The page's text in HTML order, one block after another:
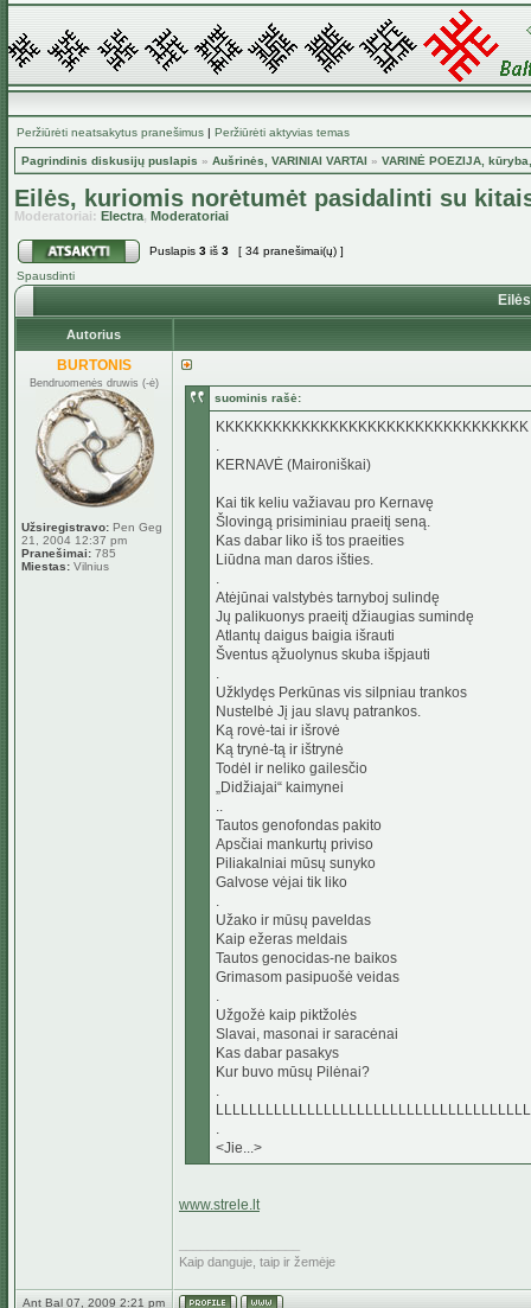
Peržiūrėti neatsakytus pranešimus | Peržiūrėti aktyvias temas
Pagrindinis diskusijų puslapis » Aušrinės, VARINIAI VARTAI » VARINĖ POEZIJA,
Eilės, kuriomis norėtumėt pasidalinti su
Moderatoriai: Electra, Moderatoriai
Puslapis 3 iš 3
[ 34 pranešimai(ų) ]
Spausdinti
Autorius
BURTONIS
Bendruomenės druwis (-ė)
Užsiregistravo: Pen Geg
21, 2004 12:37 pm
Pranešimai: 785
Miestas: Vilnius
suominis rašė:
KKKKKKKKKKKKKKKKKKKKKKKKKKKKKKKKK
.
KERNAVĖ (Maironiškai)
Kai tik keliu važiavau pro Kernavę
Šlovingą prisiminiau praeitį seną.
Kas dabar liko iš tos praeities
Liūdna man daros išties.
.
Atėjūnai valstybės tarnyboj sulindę
Jų palikuonys praeitį džiaugias sumindę
Atlantų daigus baigia išrauti
Šventus ąžuolynus skuba išpjauti
.
Užklydęs Perkūnas vis silpniau trankos
Nustelbė Jį jau slavų patrankos.
Ką rovė-tai ir išrovė
Ką trynė-tą ir ištrynė
Todėl ir neliko gailesčio
„Didžiajai“ kaimynei
..
Tautos genofondas pakito
Apsčiai mankurtų priviso
Piliakalniai mūsų sunyko
Galvose vėjai tik liko
.
Užako ir mūsų paveldas
Kaip ežeras meldais
Tautos genocidas-ne baikos
Grimasom pasipuošė veidas
.
Užgožė kaip piktžolės
Slavai, masonai ir saracėnai
Kas dabar pasakys
Kur buvo mūsų Pilėnai?
.
.
<Jie...>
www.strele.lt
Kaip danguje, taip ir žemėje
Ant Bal 07, 2009 2:21 pm